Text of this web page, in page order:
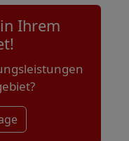
Ihrem